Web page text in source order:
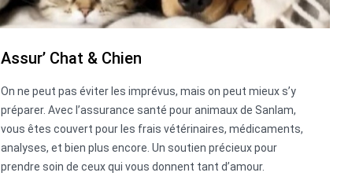
Assur’ Chat & Chien
On ne peut pas éviter les imprévus, mais on peut mieux s’y
préparer. Avec l’assurance santé pour animaux de Sanlam,
vous êtes couvert pour les frais vétérinaires, médicaments,
analyses, et bien plus encore. Un soutien précieux pour
prendre soin de ceux qui vous donnent tant d’amour.